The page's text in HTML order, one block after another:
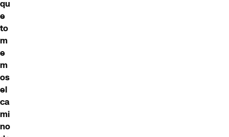
qu
e
to
m
e
m
os
el
ca
mi
no